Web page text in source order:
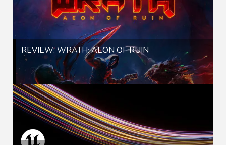
REVIEW: WRATH: AEON OF RUIN